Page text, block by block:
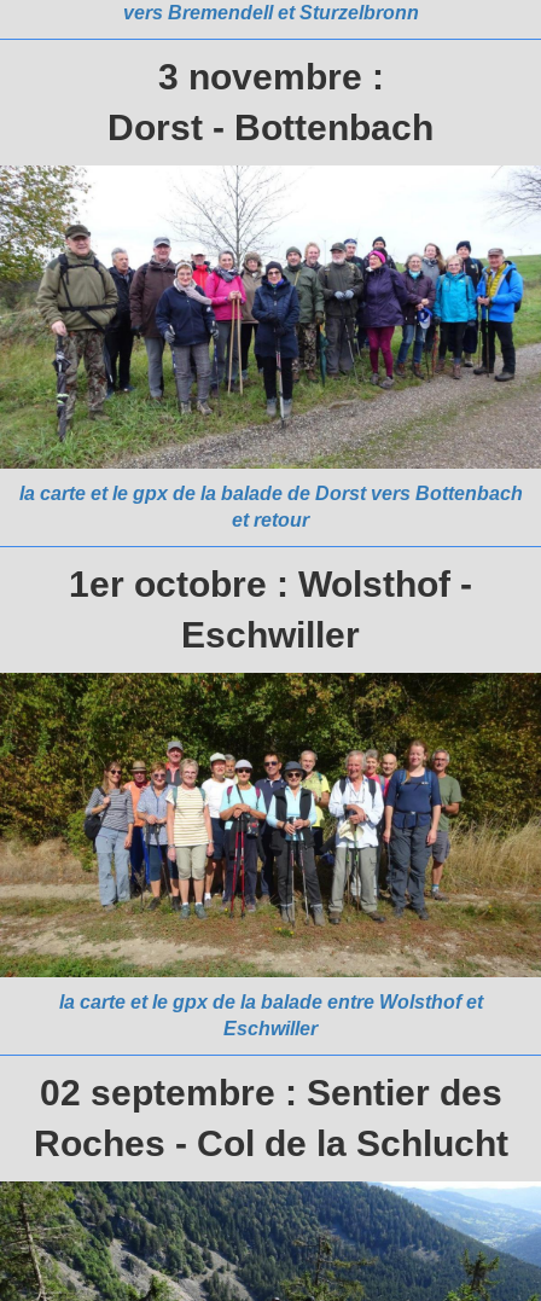
vers Bremendell et Sturzelbronn
3 novembre :
Dorst - Bottenbach
la carte et le gpx de la balade de Dorst vers Bottenbach
et retour
1er octobre : Wolsthof -
Eschwiller
la carte et le gpx de la balade entre Wolsthof et
Eschwiller
02 septembre : Sentier des
Roches - Col de la Schlucht